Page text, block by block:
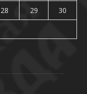
28 29
30